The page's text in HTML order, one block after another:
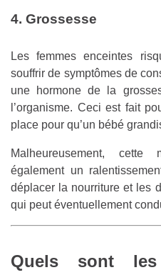
4. Grossesse
Les femmes enceintes
souffrir de symptômes de
une hormone de la
l’organisme. Ceci est fait
place pour qu’un bébé
Malheureusement, cette
également un
déplacer la nourriture et les
qui peut éventuellement
Quels sont